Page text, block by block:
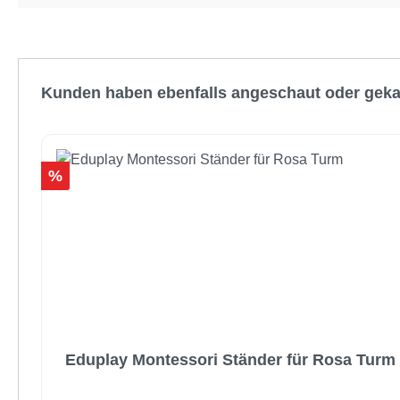
Kunden haben ebenfalls angeschaut oder
Rabatt
%
Eduplay Montessori Ständer für Rosa Turm